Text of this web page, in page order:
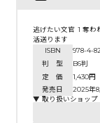
逃げたい文官 1 奪わ
活送ります
ISBN
978-4-
判 型
B6判
定 価
1,430円
発売日
2025年8
▼ 取り扱いショップ